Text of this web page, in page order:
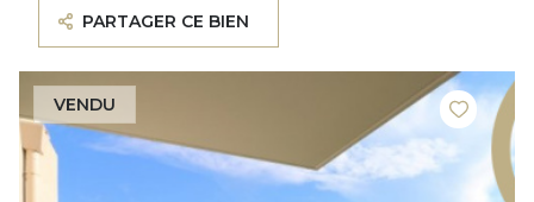
PARTAGER CE BIEN
VENDU